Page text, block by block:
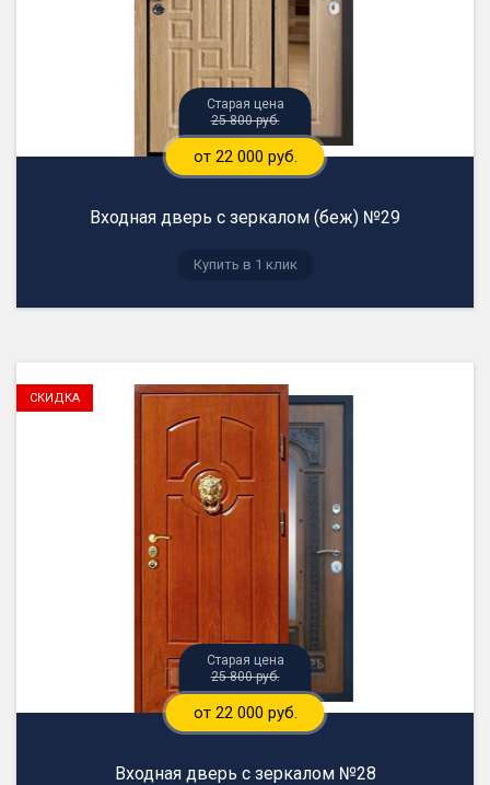
25 800 руб.
от 22 000 руб.
Входная дверь с зеркалом (беж) №29
Купить в 1 клик
25 800 руб.
от 22 000 руб.
Входная дверь с зеркалом №28